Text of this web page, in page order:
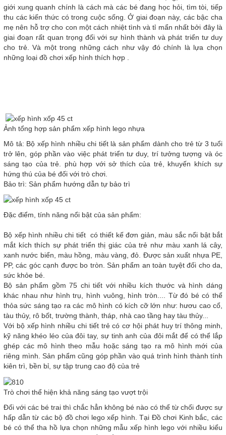
giới xung quanh chính là cách mà các bé đang học hỏi, tìm tòi, tiếp
thu các kiến thức có trong cuộc sống. Ở giai đoạn này, các bậc cha
mẹ nên hỗ trợ cho con một cách nhiệt tình và tỉ mẩn nhất bởi đây là
giai đoạn rất quan trọng đối với sự hình thành và phát triển tư duy
cho trẻ. Và một trong những cách như vậy đó chính là lựa chọn
những loại đồ chơi xếp hình thích hợp .
Ảnh tổng hợp sản phẩm xếp hình lego nhựa
Mô tả: Bộ xếp hình nhiều chi tiết là sản phẩm dành cho trẻ từ 3 tuổi
trở lên, góp phần vào việc phát triển tư duy, trí tưởng tượng và óc
sáng tạo của trẻ. phù hợp với sở thích của trẻ, khuyến khích sự
hứng thú của bé đối với trò chơi.
Bảo trì: Sản phẩm hướng dẫn tự bảo trì
Đặc điểm, tính năng nổi bật của sản phẩm:
Bộ xếp hình nhiều chi tiết có thiết kế đơn giản, màu sắc nổi bật bắt
mắt kích thích sự phát triển thị giác của trẻ như màu xanh lá cây,
xanh nước biển, màu hồng, màu vàng, đỏ. Được sản xuất nhựa PE,
PP, các góc cạnh được bo tròn. Sản phẩm an toàn tuyệt đối cho da,
sức khỏe bé.
Bộ sản phẩm gồm 75 chi tiết với nhiều kích thước và hình dáng
khác nhau như hình trụ, hình vuông, hình tròn.... Từ đó bé có thể
thỏa sức sáng tạo ra các mô hình có kích cỡ lớn như: hươu cao cổ,
tàu thủy, rô bốt, trường thành, tháp, nhà cao tầng hay tàu thủy...
Với bộ xếp hình nhiều chi tiết trẻ có cơ hội phát huy trí thông minh,
kỹ năng khéo léo của đôi tay, sự tinh anh của đôi mắt để có thể lắp
ghép các mô hình theo mẫu hoặc sáng tạo ra mô hình mới của
riêng mình. Sản phẩm cũng góp phần vào quá trình hình thành tính
kiên trì, bền bỉ, sự tập trung cao độ của trẻ
Trò chơi thể hiện khả năng sáng tạo vượt trội
Đối với các bé trai thì chắc hẳn không bé nào có thể từ chối được sự
hấp dẫn từ các bộ đồ chơi lego xếp hình. Tại Đồ chơi Kinh bắc, các
bé có thể tha hồ lựa chọn những mẫu xếp hình lego với nhiều kiểu